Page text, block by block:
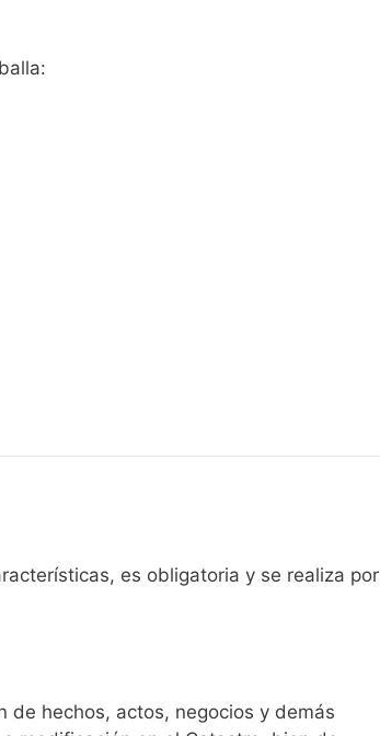
es obligatoria y se realiza por
de hechos, actos, negocios y demás